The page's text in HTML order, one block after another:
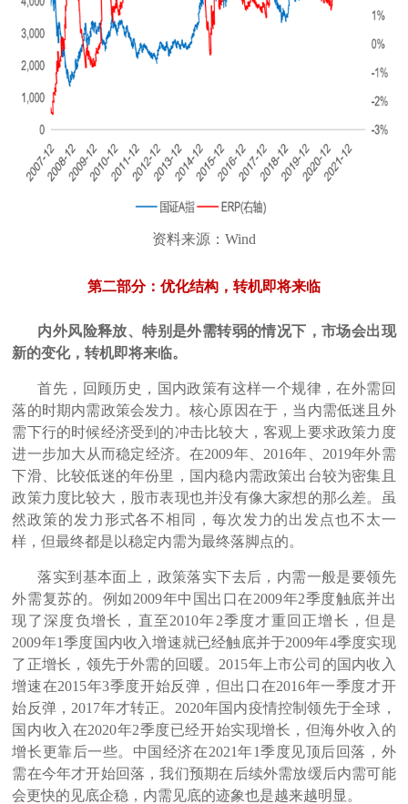
资料来源：Wind
第二部分：优化结构，转机即将来临
内外风险释放、特别是外需转弱的情况下，市场会出现
新的变化，转机即将来临。
首先，回顾历史，国内政策有这样一个规律，在外需回
落的时期内需政策会发力。核心原因在于，当内需低迷且外
需下行的时候经济受到的冲击比较大，客观上要求政策力度
进一步加大从而稳定经济。在2009年、2016年、2019年外需
下滑、比较低迷的年份里，国内稳内需政策出台较为密集且
政策力度比较大，股市表现也并没有像大家想的那么差。虽
然政策的发力形式各不相同，每次发力的出发点也不太一
样，但最终都是以稳定内需为最终落脚点的。
落实到基本面上，政策落实下去后，内需一般是要领先
外需复苏的。例如2009年中国出口在2009年2季度触底并出
现了深度负增长，直至2010年2季度才重回正增长，但是
2009年1季度国内收入增速就已经触底并于2009年4季度实现
了正增长，领先于外需的回暖。2015年上市公司的国内收入
增速在2015年3季度开始反弹，但出口在2016年一季度才开
始反弹，2017年才转正。2020年国内疫情控制领先于全球，
国内收入在2020年2季度已经开始实现增长，但海外收入的
增长更靠后一些。中国经济在2021年1季度见顶后回落，外
需在今年才开始回落，我们预期在后续外需放缓后内需可能
会更快的见底企稳，内需见底的迹象也是越来越明显。